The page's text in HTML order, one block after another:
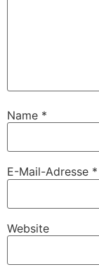
Name *
E-Mail-Adresse *
Website